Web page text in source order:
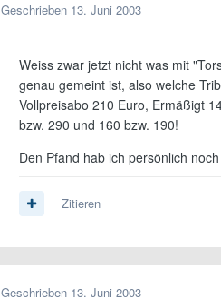
Geschrieben 13. Juni 2003
Weiss zwar jetzt nicht was mit
genau gemeint ist, also welche
Vollpreisabo 210 Euro, Ermäßigt
bzw. 290 und 160 bzw. 190!
Den Pfand hab ich persönlich
Zitieren
Geschrieben 13. Juni 2003